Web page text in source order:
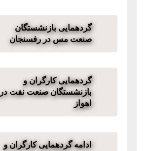
گردهمایی بازنشستگان
صنعت مس در رفسنجان
گردهمایی کارگران و
بازنشستگان صنعت نفت در
اهواز
ادامه گردهمایی کارگران و